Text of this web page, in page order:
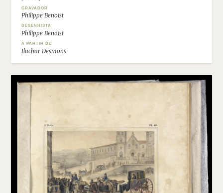
GRAVADOR
Philippe Benoist
DESENHISTA
Philippe Benoist
A PARTIR DE
Iluchar Desmons